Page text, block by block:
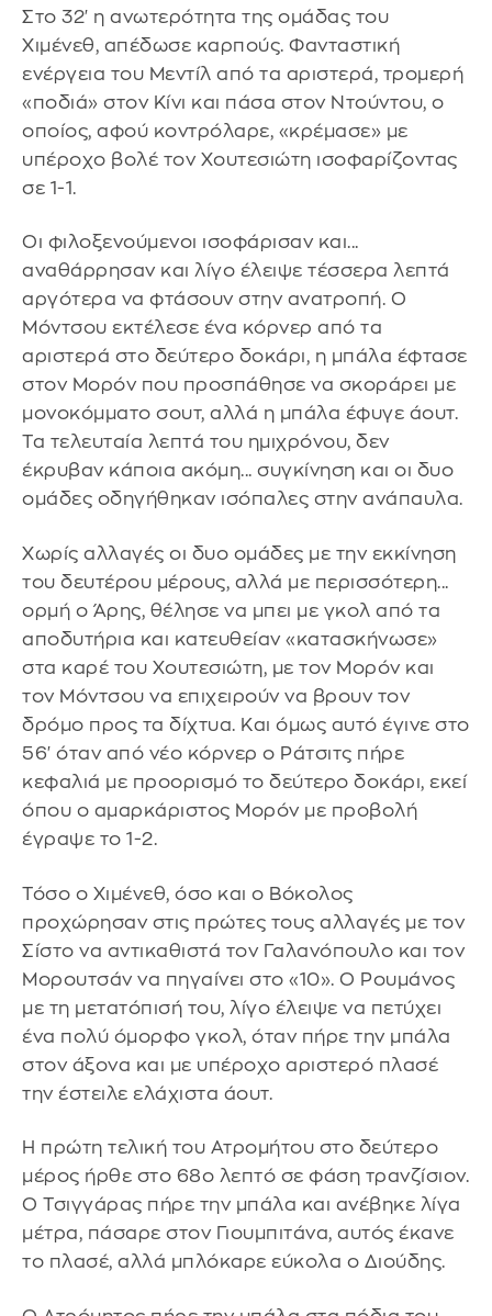
Στο 32' η ανωτερότητα της ομάδας του
Χιμένεθ, απέδωσε καρπούς. Φανταστική
ενέργεια του Μεντίλ από τα αριστερά, τρομερή
«ποδιά» στον Κίνι και πάσα στον Ντούντου, ο
οποίος, αφού κοντρόλαρε, «κρέμασε» με
υπέροχο βολέ τον Χουτεσιώτη ισοφαρίζοντας
σε 1-1.
Οι φιλοξενούμενοι ισοφάρισαν και...
αναθάρρησαν και λίγο έλειψε τέσσερα λεπτά
αργότερα να φτάσουν στην ανατροπή. Ο
Μόντσου εκτέλεσε ένα κόρνερ από τα
αριστερά στο δεύτερο δοκάρι, η μπάλα έφτασε
στον Μορόν που προσπάθησε να σκοράρει με
μονοκόμματο σουτ, αλλά η μπάλα έφυγε άουτ.
Τα τελευταία λεπτά του ημιχρόνου, δεν
έκρυβαν κάποια ακόμη... συγκίνηση και οι δυο
ομάδες οδηγήθηκαν ισόπαλες στην ανάπαυλα.
Xωρίς αλλαγές οι δυο ομάδες με την εκκίνηση
του δευτέρου μέρους, αλλά με περισσότερη...
ορμή ο Άρης, θέλησε να μπει με γκολ από τα
αποδυτήρια και κατευθείαν «κατασκήνωσε»
στα καρέ του Χουτεσιώτη, με τον Μορόν και
τον Μόντσου να επιχειρούν να βρουν τον
δρόμο προς τα δίχτυα. Και όμως αυτό έγινε στο
56' όταν από νέο κόρνερ ο Ράτσιτς πήρε
κεφαλιά με προορισμό το δεύτερο δοκάρι, εκεί
όπου ο αμαρκάριστος Μορόν με προβολή
έγραψε το 1-2.
Τόσο ο Χιμένεθ, όσο και ο Βόκολος
προχώρησαν στις πρώτες τους αλλαγές με τον
Σίστο να αντικαθιστά τον Γαλανόπουλο και τον
Μορουτσάν να πηγαίνει στο «10». Ο Ρουμάνος
με τη μετατόπισή του, λίγο έλειψε να πετύχει
ένα πολύ όμορφο γκολ, όταν πήρε την μπάλα
στον άξονα και με υπέροχο αριστερό πλασέ
την έστειλε ελάχιστα άουτ.
Η πρώτη τελική του Ατρομήτου στο δεύτερο
μέρος ήρθε στο 68ο λεπτό σε φάση τρανζίσιον.
Ο Τσιγγάρας πήρε την μπάλα και ανέβηκε λίγα
μέτρα, πάσαρε στον Γιουμπιτάνα, αυτός έκανε
το πλασέ, αλλά μπλόκαρε εύκολα ο Διούδης.